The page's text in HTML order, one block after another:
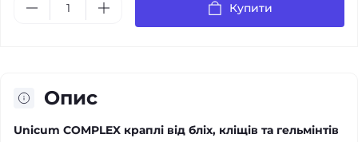
Купити
Опис
Unicum COMPLEX краплі від бліх, кліщів та гельмінтів